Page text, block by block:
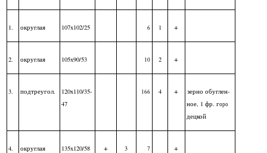
1. округлая 107x102/25 6 1 +
2. округлая 105x90/53 10 2 +
3. подтреугол.
120x110/35-
47
166 4 +
зерно обуглен­
ное, 1 фр. горо­
децкой
4. округлая 135x120/58 + 3 7 +